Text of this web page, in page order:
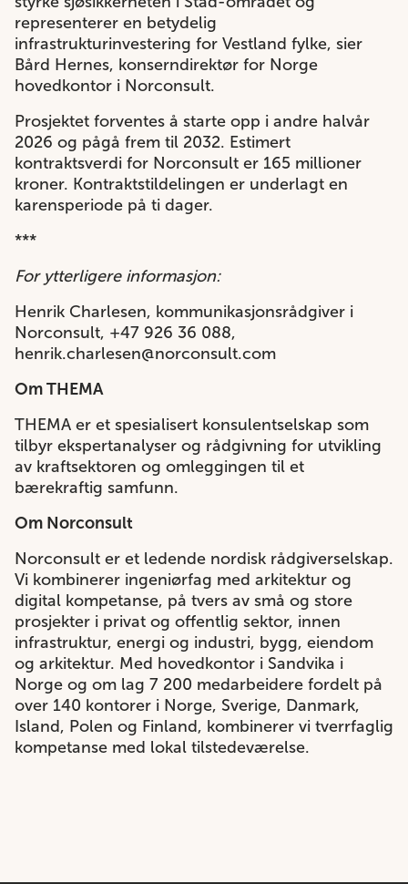
representerer en betydelig
infrastrukturinvestering for Vestland fylke, sier
Bård Hernes, konserndirektør for Norge
hovedkontor i Norconsult.
Prosjektet forventes å starte opp i andre halvår
2026 og pågå frem til 2032. Estimert
kontraktsverdi for Norconsult er 165 millioner
kroner. Kontraktstildelingen er underlagt en
karensperiode på ti dager.
***
For ytterligere informasjon:
Henrik Charlesen, kommunikasjonsrådgiver i
Norconsult, +47 926 36 088,
henrik.charlesen@norconsult.com
Om THEMA
THEMA er et spesialisert konsulentselskap som
tilbyr ekspertanalyser og rådgivning for utvikling
av kraftsektoren og omleggingen til et
bærekraftig samfunn.
Om Norconsult
Norconsult er et ledende nordisk rådgiverselskap.
Vi kombinerer ingeniørfag med arkitektur og
digital kompetanse, på tvers av små og store
prosjekter i privat og offentlig sektor, innen
infrastruktur, energi og industri, bygg, eiendom
og arkitektur. Med hovedkontor i Sandvika i
Norge og om lag 7 200 medarbeidere fordelt på
over 140 kontorer i Norge, Sverige, Danmark,
Island, Polen og Finland, kombinerer vi tverrfaglig
kompetanse med lokal tilstedeværelse.